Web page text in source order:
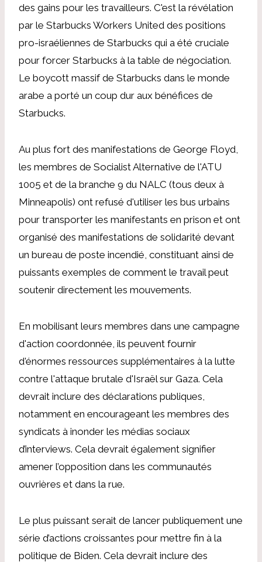
des gains pour les travailleurs. C'est la révélation
par le Starbucks Workers United des positions
pro-israéliennes de Starbucks qui a été cruciale
pour forcer Starbucks à la table de négociation.
Le boycott massif de Starbucks dans le monde
arabe a porté un coup dur aux bénéfices de
Starbucks.
Au plus fort des manifestations de George Floyd,
les membres de Socialist Alternative de l'ATU
1005 et de la branche 9 du NALC (tous deux à
Minneapolis) ont refusé d'utiliser les bus urbains
pour transporter les manifestants en prison et ont
organisé des manifestations de solidarité devant
un bureau de poste incendié, constituant ainsi de
puissants exemples de comment le travail peut
soutenir directement les mouvements.
En mobilisant leurs membres dans une campagne
d'action coordonnée, ils peuvent fournir
d'énormes ressources supplémentaires à la lutte
contre l'attaque brutale d'Israël sur Gaza. Cela
devrait inclure des déclarations publiques,
notamment en encourageant les membres des
syndicats à inonder les médias sociaux
d’interviews. Cela devrait également signifier
amener l’opposition dans les communautés
ouvrières et dans la rue.
Le plus puissant serait de lancer publiquement une
série d’actions croissantes pour mettre fin à la
politique de Biden. Cela devrait inclure des